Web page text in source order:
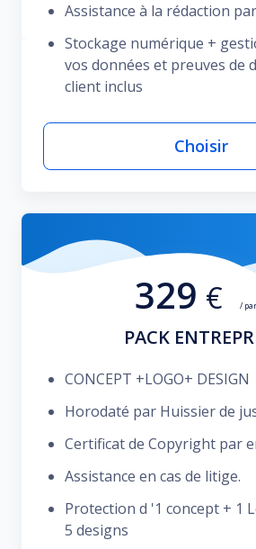
Assistance à la rédaction
Stockage numérique +
vos données et preuves de
client inclus
Choisir
329 € /
PACK
CONCEPT +LOGO+ DESIGN
Horodaté par Huissier de
Certificat de Copyright par
Assistance en cas de litige.
Protection d '1 concept + 1
5 designs